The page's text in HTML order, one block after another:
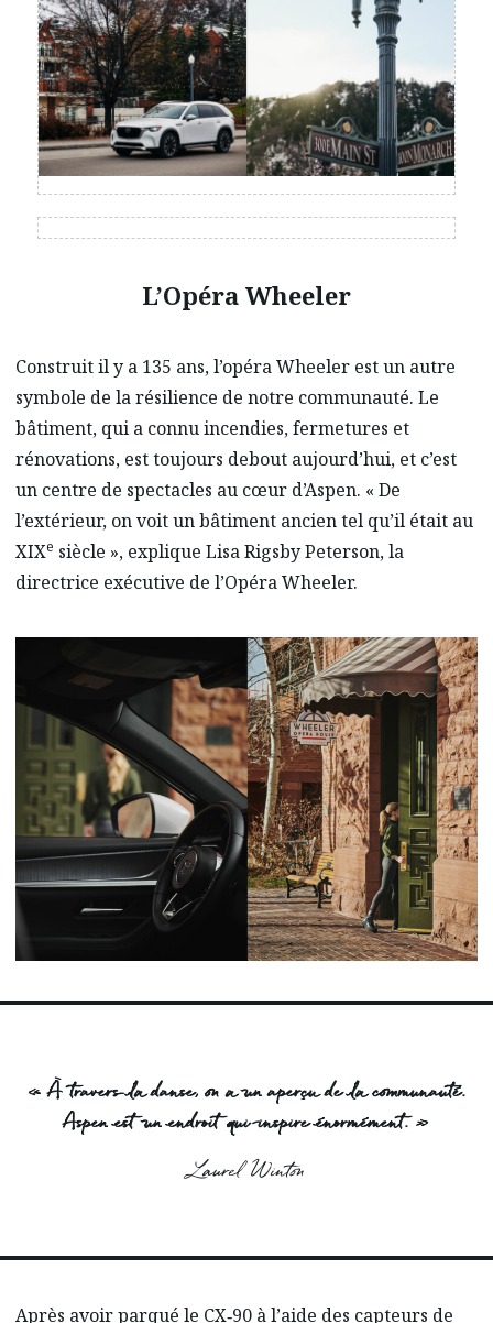
L’Opéra Wheeler
Construit il y a 135 ans, l’opéra Wheeler est un autre
symbole de la résilience de notre communauté. Le
bâtiment, qui a connu incendies, fermetures et
rénovations, est toujours debout aujourd’hui, et c’est
un centre de spectacles au cœur d’Aspen. « De
l’extérieur, on voit un bâtiment ancien tel qu’il était au
XIXe siècle », explique Lisa Rigsby Peterson, la
directrice exécutive de l’Opéra Wheeler.
« À travers la danse, on a un aperçu de la communauté.
Aspen est un endroit qui inspire énormément. »
Laurel Winton
Après avoir parqué le CX‑90 à l’aide des capteurs de